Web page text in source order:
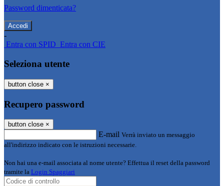
Password dimenticata?
-
Entra con SPID Entra con CIE
Seleziona utente
button close ×
Recupero password
button close ×
E-mail Verrà inviato un messaggio
all'indirizzo indicato con le istruzioni necessarie.
Non hai una e-mail associata al nome utente? Effettua il reset della password
tramite la Login Spaggiari